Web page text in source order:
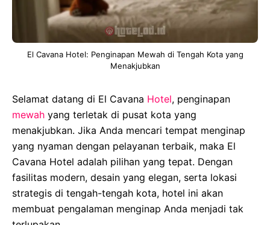
El Cavana Hotel: Penginapan Mewah di Tengah Kota yang
Menakjubkan
Selamat datang di El Cavana Hotel, penginapan
mewah yang terletak di pusat kota yang
menakjubkan. Jika Anda mencari tempat menginap
yang nyaman dengan pelayanan terbaik, maka El
Cavana Hotel adalah pilihan yang tepat. Dengan
fasilitas modern, desain yang elegan, serta lokasi
strategis di tengah-tengah kota, hotel ini akan
membuat pengalaman menginap Anda menjadi tak